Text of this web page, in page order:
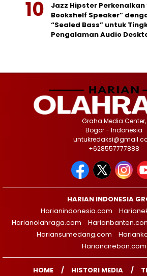
Jazz Hipster Perkenalkan
Bookshelf Speaker”
“Sealed Bass” untuk
Pengalaman Audio
Graha Media Center,
Bogor - Indonesia
+628557777888
HARIAN INDONESIA
Harianindonesia.com
Harianolahraga.com
Hariansumedang.com
Hariancirebon.com
HOME HISTORI MEDIA